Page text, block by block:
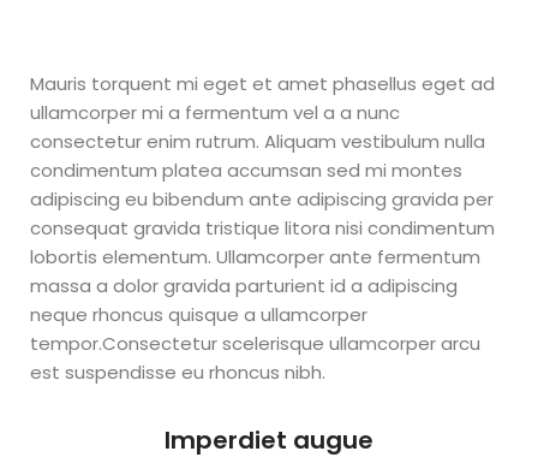
Importar
de China
y Crea un
Ecommerce
Exitoso
Curso Aprende a Importar
Woker Academy donde
in scelerisque leo aptent per
at vitae ante eleifend mollis
adipiscing.
Mauris torquent mi eget et amet phasellus eget ad
ullamcorper mi a fermentum vel a a nunc
consectetur enim rutrum. Aliquam vestibulum nulla
condimentum platea accumsan sed mi montes
adipiscing eu bibendum ante adipiscing gravida per
consequat gravida tristique litora nisi condimentum
lobortis elementum. Ullamcorper ante fermentum
massa a dolor gravida parturient id a adipiscing
neque rhoncus quisque a ullamcorper
tempor.Consectetur scelerisque ullamcorper arcu
est suspendisse eu rhoncus nibh.
Imperdiet augue